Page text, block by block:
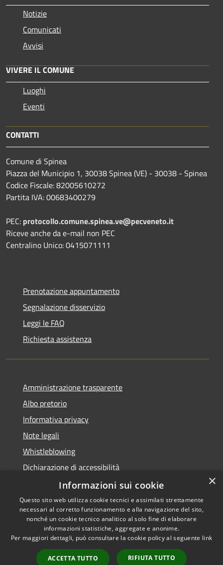
Notizie
Comunicati
Avvisi
VIVERE IL COMUNE
Luoghi
Eventi
CONTATTI
Comune di Spinea
Piazza del Municipio 1, 30038 Spinea (VE) - 30038 - Spinea
Codice Fiscale: 82005610272
Partita IVA: 00683400279
PEC: protocollo.comune.spinea.ve@pecveneto.it
Riceve anche da e-mail non PEC
Centralino Unico: 0415071111
Prenotazione appuntamento
Segnalazione disservizio
Leggi le FAQ
Richiesta assistenza
Amministrazione trasparente
Albo pretorio
Informativa privacy
Note legali
Whistleblowing
Dichiarazione di accessibilità
Obiettivi di accessibilità
RSS
Accessibilità
Copyright © 2026 • Comune di
Municipium•
Accesso
×
Informazioni sui cookie
Questo sito web utilizza cookie tecnici e assimilati strettamente
necessari al corretto funzionamento e alla navigazione del sito,
nonché un cookie tecnico analitico al solo fine di elaborare
informazioni statistiche, aggregate e anonime.
Per maggiori dettagli, può consultare la cookie policy al seguente link
ACCETTA TUTTO RIFIUTA TUTTO